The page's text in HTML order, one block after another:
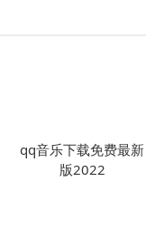
qq音乐下载免费最新
版2022